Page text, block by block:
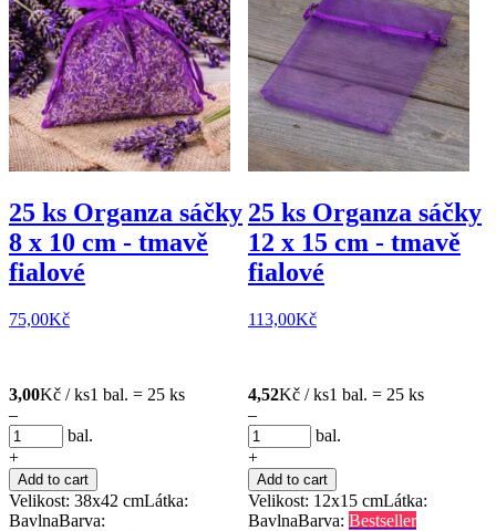
25 ks Organza sáčky
8 x 10 cm - tmavě
fialové
75,00Kč
3,00Kč / ks1 bal. = 25 ks
–
bal.
+
Add to cart
25 ks Organza sáčky
12 x 15 cm - tmavě
fialové
113,00Kč
4,52Kč / ks1 bal. = 25 ks
–
bal.
+
Add to cart
Velikost: 38x42 cmLátka:
BavlnaBarva:
Velikost: 12x15 cmLátka:
BavlnaBarva: Bestseller